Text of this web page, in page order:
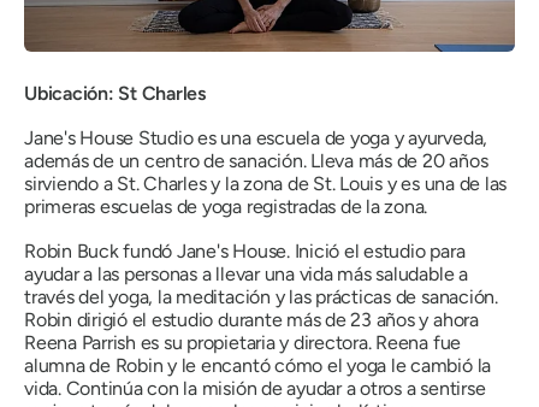
Ubicación: St Charles
Jane's House Studio es una escuela de yoga y ayurveda,
además de un centro de sanación. Lleva más de 20 años
sirviendo a St. Charles y la zona de St. Louis y es una de las
primeras escuelas de yoga registradas de la zona.
Robin Buck fundó Jane's House. Inició el estudio para
ayudar a las personas a llevar una vida más saludable a
través del yoga, la meditación y las prácticas de sanación.
Robin dirigió el estudio durante más de 23 años y ahora
Reena Parrish es su propietaria y directora. Reena fue
alumna de Robin y le encantó cómo el yoga le cambió la
vida. Continúa con la misión de ayudar a otros a sentirse